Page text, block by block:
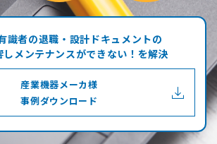
識者の退職・設計ドキュメントの
しメンテナンスができない！を解決
産業機器メーカ様
事例ダウンロード